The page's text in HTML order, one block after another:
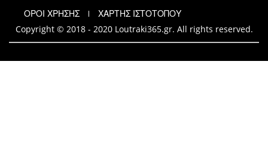
ΟΡΟΙ ΧΡΗΣΗΣ
ΧΑΡΤΗΣ ΙΣΤΟΤΟΠΟΥ
Copyright © 2018 - 2020 Loutraki365.gr. All rights reserved.